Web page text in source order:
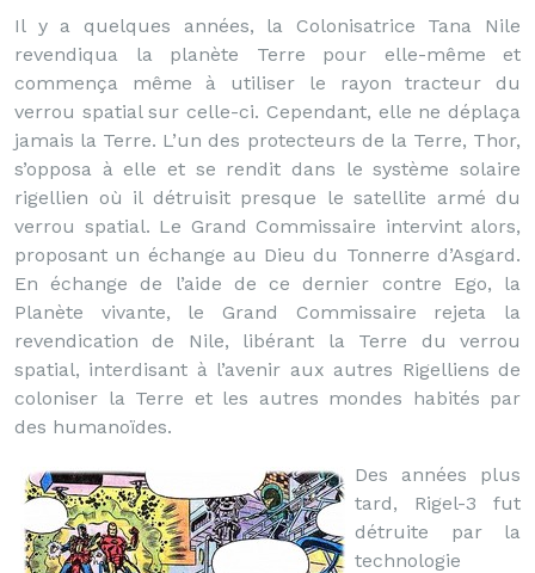
Il y a quelques années, la Colonisatrice Tana Nile
revendiqua la planète Terre pour elle-même et
commença même à utiliser le rayon tracteur du
verrou spatial sur celle-ci. Cependant, elle ne déplaça
jamais la Terre. L’un des protecteurs de la Terre, Thor,
s’opposa à elle et se rendit dans le système solaire
rigellien où il détruisit presque le satellite armé du
verrou spatial. Le Grand Commissaire intervint alors,
proposant un échange au Dieu du Tonnerre d’Asgard.
En échange de l’aide de ce dernier contre Ego, la
Planète vivante, le Grand Commissaire rejeta la
revendication de Nile, libérant la Terre du verrou
spatial, interdisant à l’avenir aux autres Rigelliens de
coloniser la Terre et les autres mondes habités par
des humanoïdes.
Des années plus
tard, Rigel-3 fut
détruite par la
technologie